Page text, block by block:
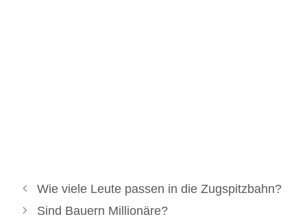
Wie viele Leute passen in die Zugspitzbahn?
Sind Bauern Millionäre?